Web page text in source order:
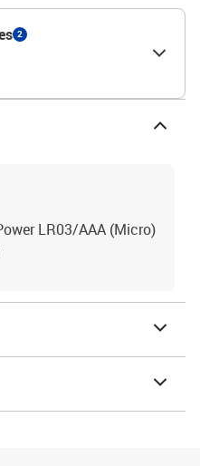
2
LR03/AAA (Micro)